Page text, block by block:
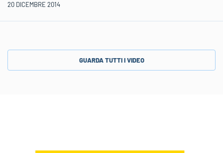
20 DICEMBRE 2014
GUARDA TUTTI I VIDEO